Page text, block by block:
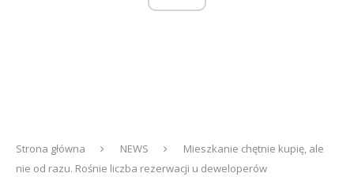
Strona główna NEWS
Mieszkanie chętnie kupię, ale
nie od razu. Rośnie liczba rezerwacji u deweloperów